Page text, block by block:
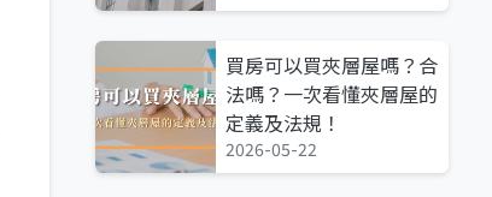
買房可以買夾層屋嗎？合
法嗎？一次看懂夾層屋的
定義及法規！
2026-05-22